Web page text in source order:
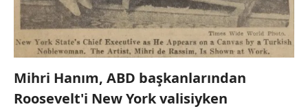
Mihri Hanım, ABD başkanlarından
Roosevelt'i New York valisiyken